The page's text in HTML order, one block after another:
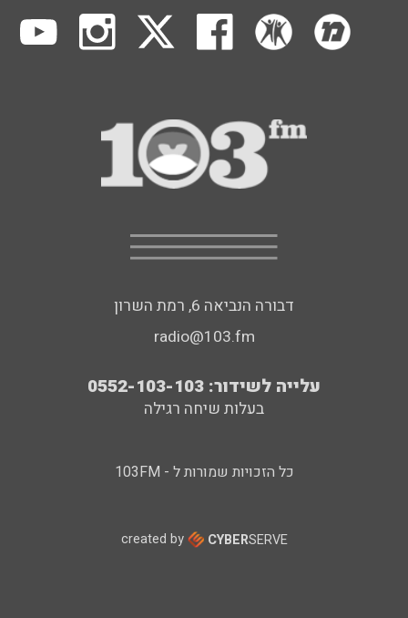
דבורה הנביאה 6, רמת השרון
radio@103.fm
עלייה לשידור: 0552-103-103
בעלות שיחה רגילה
כל הזכויות שמורות ל - 103FM
created by CYBERSERVE